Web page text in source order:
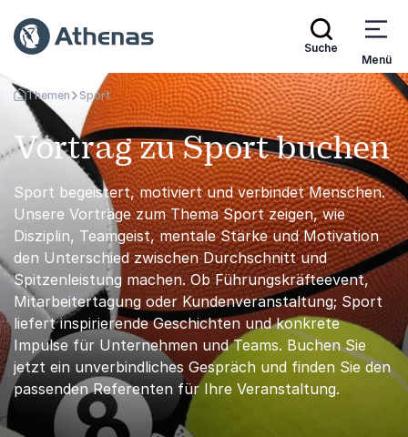
Suche
Menü
Zurück zur Startseite
Themen Sport
Vortrag zu Sport buchen
Sport begeistert, motiviert und verbindet Menschen.
Unsere Vorträge zum Thema Sport zeigen, wie
Disziplin, Teamgeist, mentale Stärke und Motivation
den Unterschied zwischen Durchschnitt und
Spitzenleistung machen. Ob Führungskräfteevent,
Mitarbeitertagung oder Kundenveranstaltung; Sport
liefert inspirierende Geschichten und konkrete
Impulse für Unternehmen und Teams. Buchen Sie
jetzt ein unverbindliches Gespräch und finden Sie den
passenden Referenten für Ihre Veranstaltung.